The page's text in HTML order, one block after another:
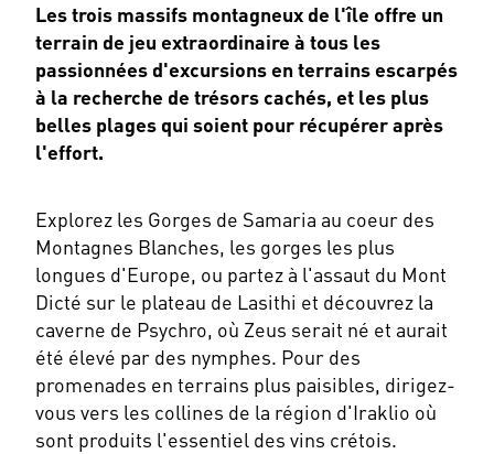
Les trois massifs montagneux de l'île offre un
terrain de jeu extraordinaire à tous les
passionnées d'excursions en terrains escarpés
à la recherche de trésors cachés, et les plus
belles plages qui soient pour récupérer après
l'effort.
Explorez les Gorges de Samaria au coeur des
Montagnes Blanches, les gorges les plus
longues d'Europe, ou partez à l'assaut du Mont
Dicté sur le plateau de Lasithi et découvrez la
caverne de Psychro, où Zeus serait né et aurait
été élevé par des nymphes. Pour des
promenades en terrains plus paisibles, dirigez-
vous vers les collines de la région d'Iraklio où
sont produits l'essentiel des vins crétois.